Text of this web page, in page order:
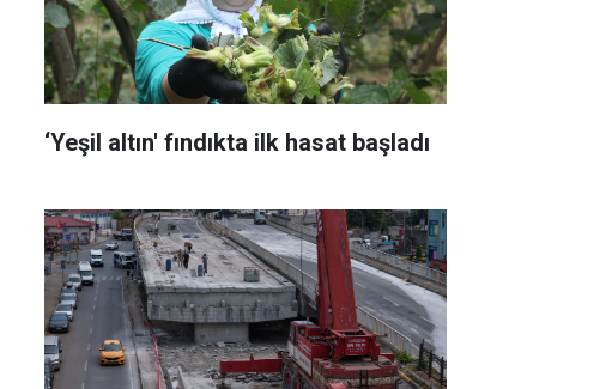
‘Yeşil altın' fındıkta ilk hasat başladı